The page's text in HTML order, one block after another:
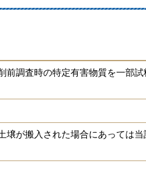
前調査時の特定有害物質を一部
壌が搬入された場合にあっては